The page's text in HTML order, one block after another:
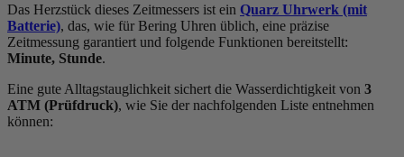
Das Herzstück dieses Zeitmessers ist ein Quarz Uhrwerk (mit
Batterie), das, wie für Bering Uhren üblich, eine präzise
Zeitmessung garantiert und folgende Funktionen bereitstellt:
Minute, Stunde.
Eine gute Alltagstauglichkeit sichert die Wasserdichtigkeit von 3
ATM (Prüfdruck), wie Sie der nachfolgenden Liste entnehmen
können: